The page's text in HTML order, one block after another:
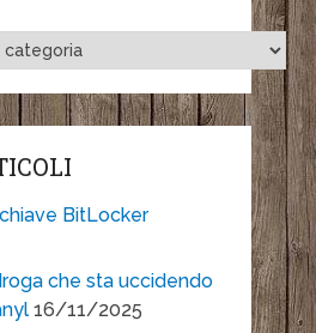
BitLocker
che sta uccidendo
16/11/2025